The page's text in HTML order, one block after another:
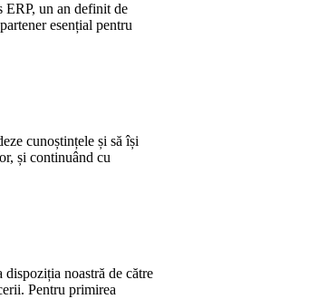
ERP, un an definit de
esențial pentru
cunoștințele și să își
și continuând cu
noastră de către
Pentru primirea